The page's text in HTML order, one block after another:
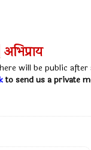
will be public
to send us a private